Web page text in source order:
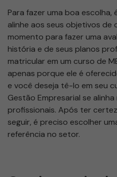
Para fazer uma boa escolha,
alinhe aos seus objetivos de
momento para fazer uma
história e de seus planos
matricular em um curso de
apenas porque ele é
e você deseja tê-lo em seu
Gestão Empresarial se
profissionais. Após ter
seguir, é preciso escolher
referência no setor.